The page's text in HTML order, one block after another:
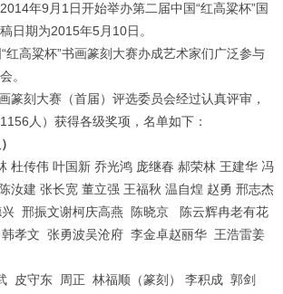
年9月1日开始举办第二届中国“红高粱杯”国
日期为2015年5月10日。
高粱杯”书画篆刻大赛办成艺术家们广泛参与
。
篆刻大赛（首届）评选委员会经过认真评审，
人）获得各级奖项，名单如下：
杜传伟 叶国新 乔光鸿 庞继春 郝荣林 王建华 冯
汝建 张长宽 董立强 王福秋 温自煌 赵勇 邢志杰
邢振文谢柯庆高燕 陈晓京 陈云辉冉老有花
孝文 张勇波吴沧府 李金卓赵丽华 王浩雷姜
皮守东 周正 林福顺（篆刻） 李积成 郭剑